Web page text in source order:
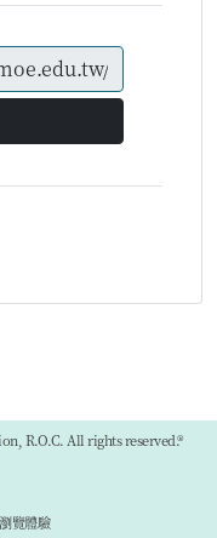
R.O.C. All rights reserved.®
覽體驗